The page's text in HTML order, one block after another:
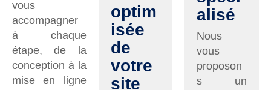
vous
accompagner
à chaque
étape, de la
conception à la
mise en ligne
optim
isée
de
votre
site
alisé
Nous
vous
proposon
s un